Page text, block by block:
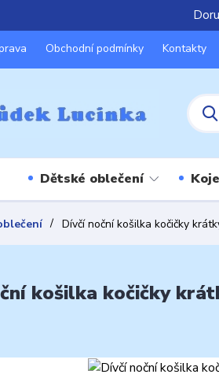
Obchodní podmínky Kontakty
Dětské oblečení
Dívčí noční košilka kočičky
košilka kočičky